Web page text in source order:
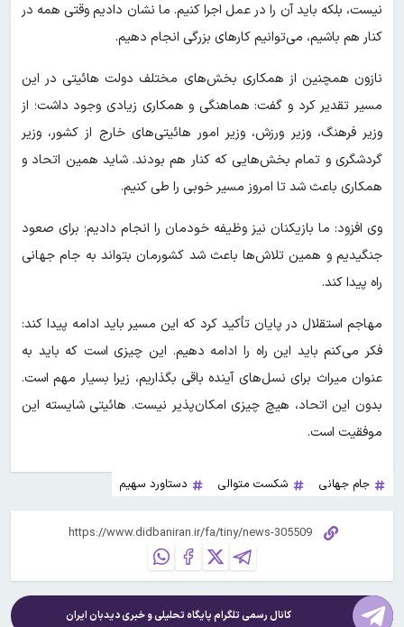
نیست، بلکه باید آن را در عمل اجرا کنیم. ما نشان دادیم وقتی همه در
کنار هم باشیم، می‌توانیم کارهای بزرگی انجام دهیم.
نازون همچنین از همکاری بخش‌های مختلف دولت هائیتی در این
مسیر تقدیر کرد و گفت: هماهنگی و همکاری زیادی وجود داشت؛ از
وزیر فرهنگ، وزیر ورزش، وزیر امور هائیتی‌های خارج از کشور، وزیر
گردشگری و تمام بخش‌هایی که کنار هم بودند. شاید همین اتحاد و
همکاری باعث شد تا امروز مسیر خوبی را طی کنیم.
وی افزود: ما بازیکنان نیز وظیفه خودمان را انجام دادیم؛ برای صعود
جنگیدیم و همین تلاش‌ها باعث شد کشورمان بتواند به جام جهانی
راه پیدا کند.
مهاجم استقلال در پایان تأکید کرد که این مسیر باید ادامه پیدا کند:
فکر می‌کنم باید این راه را ادامه دهیم. این چیزی است که باید به
عنوان میراث برای نسل‌های آینده باقی بگذاریم، زیرا بسیار مهم است.
بدون این اتحاد، هیچ چیزی امکان‌پذیر نیست. هائیتی شایسته این
موفقیت است.
جام جهانی شکست متوالی دستاورد سهیم
کانال رسمی تلگرام پایگاه تحلیلی و خبریدیدبان ایران